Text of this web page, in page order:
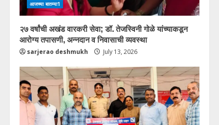
आजच्या बातम्या1
२७ वर्षांची अखंड वारकरी सेवा; डॉ. तेजस्विनी गोळे यांच्याकडून
आरोग्य तपासणी, अन्नदान व निवासाची व्यवस्था
sarjerao deshmukh July 13, 2026